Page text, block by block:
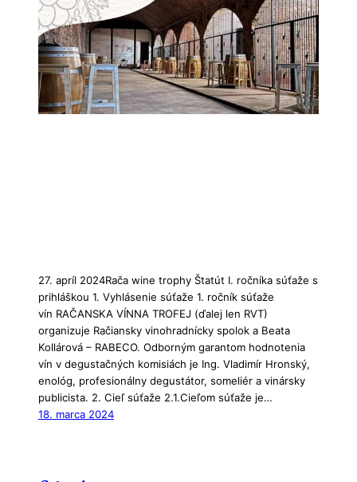
27. apríl 2024Rača wine trophy Štatút I. ročníka súťaže s
prihláškou 1. Vyhlásenie súťaže 1. ročník súťaže
vín RAČANSKA VÍNNA TROFEJ (ďalej len RVT)
organizuje Račiansky vinohradnícky spolok a Beata
Kollárová – RABECO. Odborným garantom hodnotenia
vín v degustačných komisiách je Ing. Vladimír Hronský,
enológ, profesionálny degustátor, someliér a vinársky
publicista. 2. Cieľ súťaže 2.1.Cieľom súťaže je…
18. marca 2024